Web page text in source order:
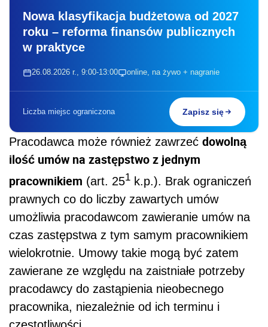
Nowa klasyfikacja budżetowa od 2027
roku – reforma finansów publicznych
w praktyce
26.08.2026 r., 9:00-13:00 online, na żywo + nagranie
Liczba miejsc ograniczona Zapisz się
Pracodawca może również zawrzeć dowolną
ilość umów na zastępstwo z jednym
pracownikiem (art. 251 k.p.). Brak ograniczeń
prawnych co do liczby zawartych umów
umożliwia pracodawcom zawieranie umów na
czas zastępstwa z tym samym pracownikiem
wielokrotnie. Umowy takie mogą być zatem
zawierane ze względu na zaistniałe potrzeby
pracodawcy do zastąpienia nieobecnego
pracownika, niezależnie od ich terminu i